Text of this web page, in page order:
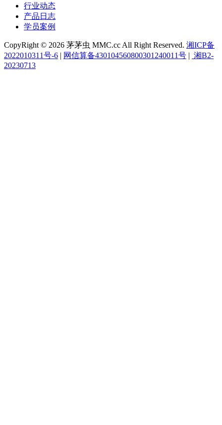
行业动态
产品日志
学员案例
CopyRight © 2026 茅茅虫 MMC.cc All Right Reserved. 湘ICP备
2022010311号-6 | 网信算备430104560800301240011号 | 湘B2-
20230713